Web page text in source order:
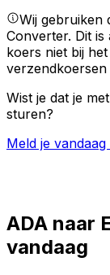
Wij gebruiken
Converter. Dit
koers niet bij
verzendkoersen
Wist je dat je
sturen?
Meld je vandaag
ADA naar
vandaag